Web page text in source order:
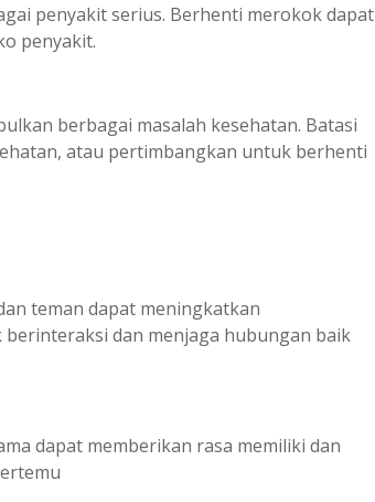
penyakit serius. Berhenti merokok dapat
penyakit.
berbagai masalah kesehatan. Batasi
atau pertimbangkan untuk berhenti
teman dapat meningkatkan
dan menjaga hubungan baik
dapat memberikan rasa memiliki dan